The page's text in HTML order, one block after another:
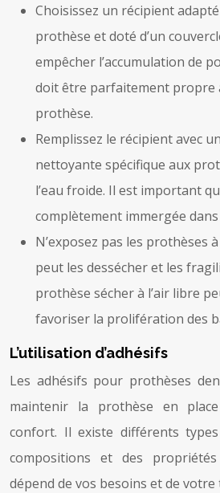
Choisissez un récipient
prothèse et doté d’un
empêcher l’accumulation de
doit être parfaitement propre
prothèse.
Remplissez le récipient avec
nettoyante spécifique aux
l’eau froide. Il est important
complètement immergée
N’exposez pas les prothèses
peut les dessécher et les
prothèse sécher à l’air libre
favoriser la prolifération des
L’utilisation d’adhésifs
Les adhésifs pour prothèses
maintenir la prothèse en
confort. Il existe différents types
compositions et des
dépend de vos besoins et de